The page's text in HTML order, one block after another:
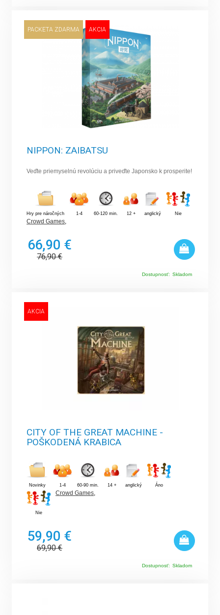
AKCIA
PACKETA ZDARMA
NIPPON: ZAIBATSU
Veďte priemyselnú revolúciu a priveďte Japonsko k prosperite!
Hry pre náročných 1-4 60-120 min. 12 + anglický Nie
Crowd Games,
66,90 €
76,90€
Dostupnosť: Skladom
AKCIA
CITY OF THE GREAT MACHINE -
POŠKODENÁ KRABICA
Novinky 1-4 60-90 min. 14 + anglický Áno
Nie
Crowd Games,
59,90 €
69,90€
Dostupnosť: Skladom